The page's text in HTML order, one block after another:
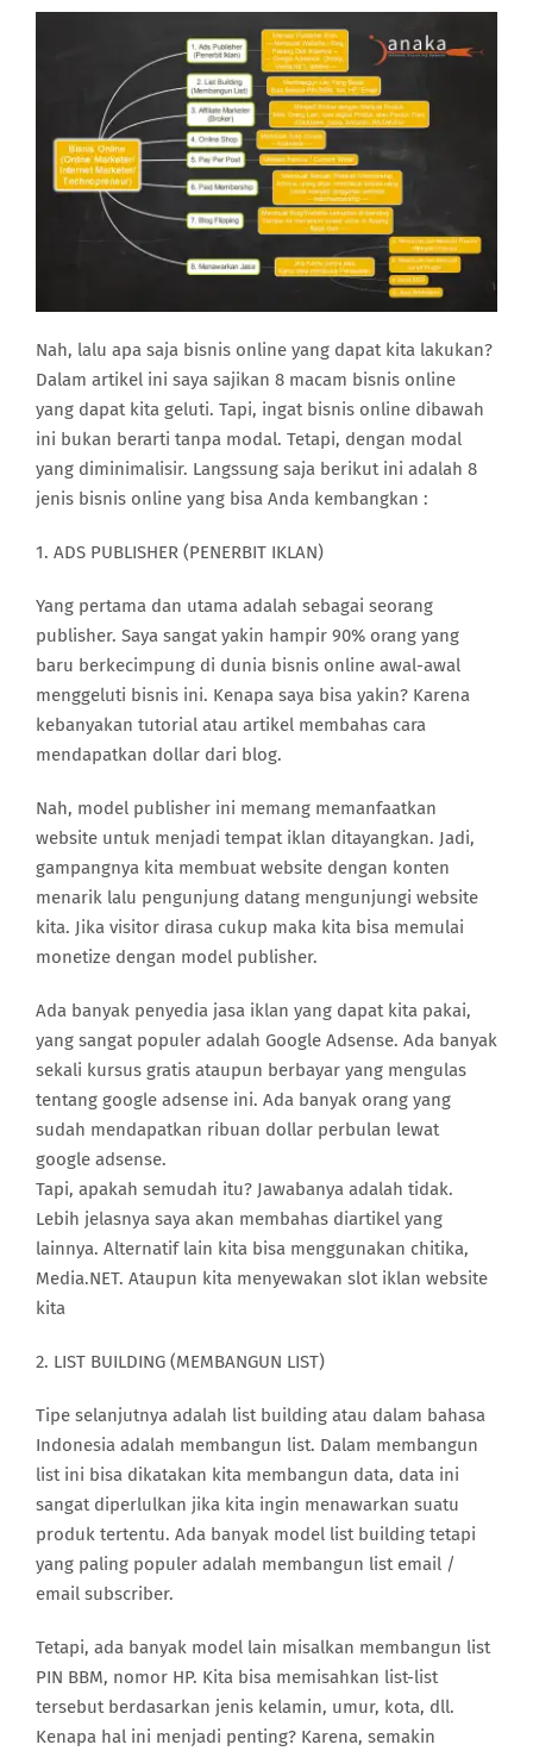
Nah, lalu apa saja bisnis online yang dapat kita lakukan?
Dalam artikel ini saya sajikan 8 macam bisnis online
yang dapat kita geluti. Tapi, ingat bisnis online dibawah
ini bukan berarti tanpa modal. Tetapi, dengan modal
yang diminimalisir. Langssung saja berikut ini adalah 8
jenis bisnis online yang bisa Anda kembangkan :
1. ADS PUBLISHER (PENERBIT IKLAN)
Yang pertama dan utama adalah sebagai seorang
publisher. Saya sangat yakin hampir 90% orang yang
baru berkecimpung di dunia bisnis online awal-awal
menggeluti bisnis ini. Kenapa saya bisa yakin? Karena
kebanyakan tutorial atau artikel membahas cara
mendapatkan dollar dari blog.
Nah, model publisher ini memang memanfaatkan
website untuk menjadi tempat iklan ditayangkan. Jadi,
gampangnya kita membuat website dengan konten
menarik lalu pengunjung datang mengunjungi website
kita. Jika visitor dirasa cukup maka kita bisa memulai
monetize dengan model publisher.
Ada banyak penyedia jasa iklan yang dapat kita pakai,
yang sangat populer adalah Google Adsense. Ada banyak
sekali kursus gratis ataupun berbayar yang mengulas
tentang google adsense ini. Ada banyak orang yang
sudah mendapatkan ribuan dollar perbulan lewat
google adsense.
Tapi, apakah semudah itu? Jawabanya adalah tidak.
Lebih jelasnya saya akan membahas diartikel yang
lainnya. Alternatif lain kita bisa menggunakan chitika,
Media.NET. Ataupun kita menyewakan slot iklan website
kita
2. LIST BUILDING (MEMBANGUN LIST)
Tipe selanjutnya adalah list building atau dalam bahasa
Indonesia adalah membangun list. Dalam membangun
list ini bisa dikatakan kita membangun data, data ini
sangat diperlulkan jika kita ingin menawarkan suatu
produk tertentu. Ada banyak model list building tetapi
yang paling populer adalah membangun list email /
email subscriber.
Tetapi, ada banyak model lain misalkan membangun list
PIN BBM, nomor HP. Kita bisa memisahkan list-list
tersebut berdasarkan jenis kelamin, umur, kota, dll.
Kenapa hal ini menjadi penting? Karena, semakin